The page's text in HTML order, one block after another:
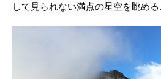
して見られない満点の星空を眺める